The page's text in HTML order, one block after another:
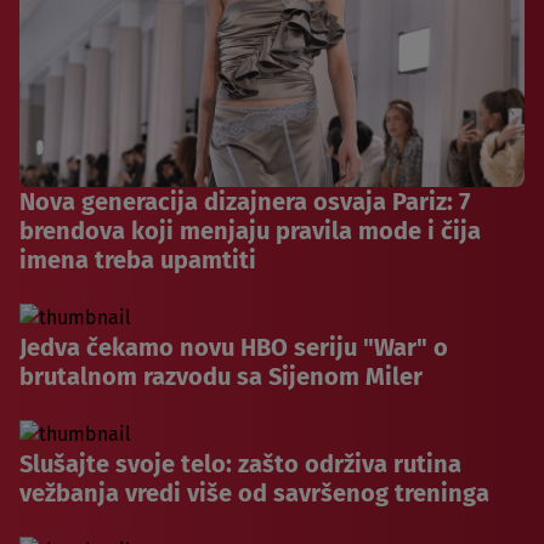
Nova generacija dizajnera osvaja Pariz: 7
brendova koji menjaju pravila mode i čija
imena treba upamtiti
Jedva čekamo novu HBO seriju "War" o
brutalnom razvodu sa Sijenom Miler
Slušajte svoje telo: zašto održiva rutina
vežbanja vredi više od savršenog treninga